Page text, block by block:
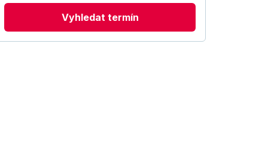
Vyhledat termín